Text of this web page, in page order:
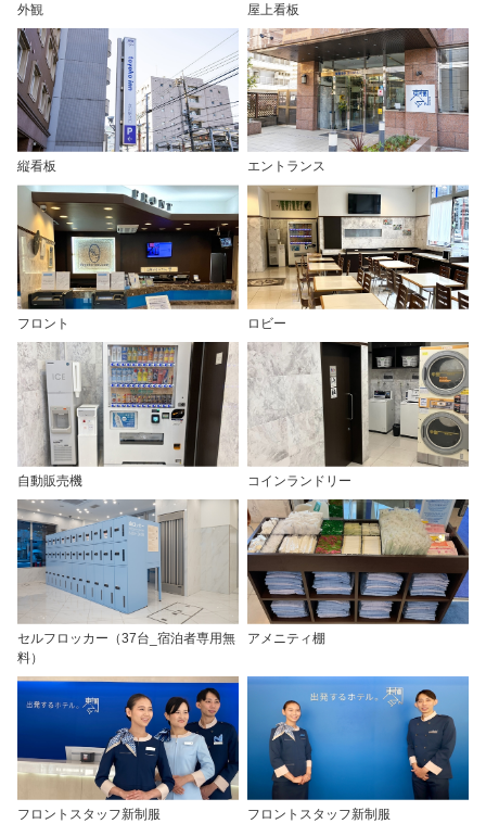
外観 屋上看板
縦看板 エントランス
フロント ロビー
自動販売機 コインランドリー
セルフロッカー（37台_宿泊者専用無
料）
アメニティ棚
フロントスタッフ新制服 フロントスタッフ新制服